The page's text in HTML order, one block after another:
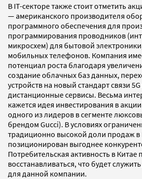
В IT-секторе также стоит отметить
— американского производителя
программного обеспечения для
программирования проводников
микросхем) для бытовой
мобильных телефонов. Компания
потенциал роста благодаря
создание облачных баз данных,
устройств на новый стандарт связи
дистанционные сервисы. Весьма
кажется идея инвестирования в
одного из лидеров в сегменте
брендом Gucci). В условиях
традиционно высокой доли продаж в
позиционирован выгоднее
Потребительская активность в
восстанавливаться, что будет
для данной компании.